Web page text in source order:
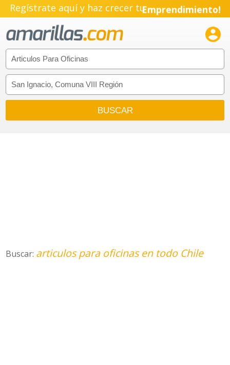
Regístrate aquí y haz crecer tuEmprendimiento!

Buscar: articulos para oficinas en todo Chile